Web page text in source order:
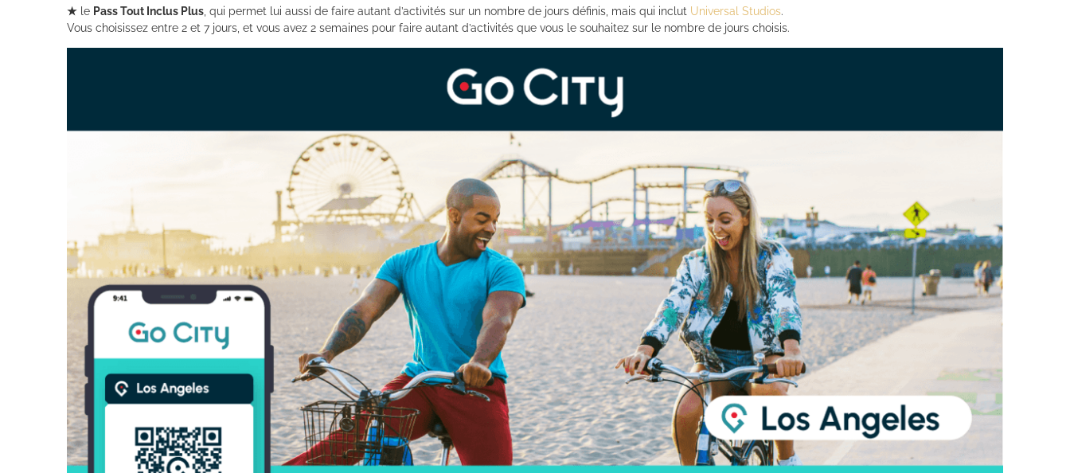
★ le Pass Tout Inclus Plus , qui permet lui aussi de faire autant d’activités sur un nombre de jours définis, mais qui inclut Universal Studios.
Vous choisissez entre 2 et 7 jours, et vous avez 2 semaines pour faire autant d’activités que vous le souhaitez sur le nombre de jours choisis.